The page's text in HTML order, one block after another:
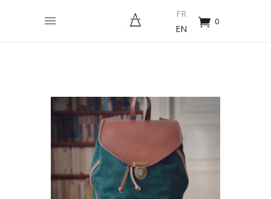
FR
EN
0